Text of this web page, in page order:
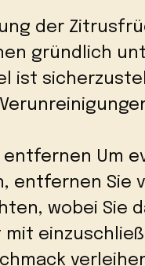
der
gründlich
ist
Um
entfernen Sie
wobei Sie